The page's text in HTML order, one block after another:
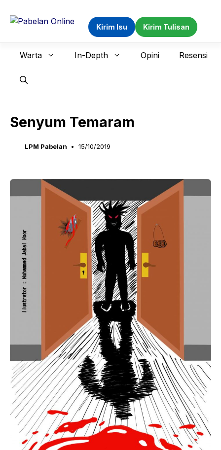
Kirim Isu Kirim Tulisan
Warta In-Depth Opini Resensi
Senyum Temaram
LPM Pabelan 15/10/2019